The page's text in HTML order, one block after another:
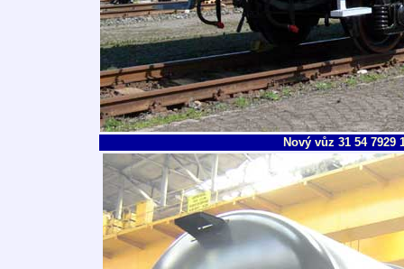
Nový vůz 31 54